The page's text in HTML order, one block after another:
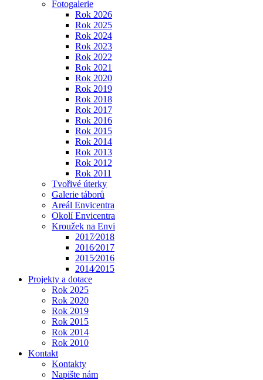
Fotogalerie
Rok 2026
Rok 2025
Rok 2024
Rok 2023
Rok 2022
Rok 2021
Rok 2020
Rok 2019
Rok 2018
Rok 2017
Rok 2016
Rok 2015
Rok 2014
Rok 2013
Rok 2012
Rok 2011
Tvořivé úterky
Galerie táborů
Areál Envicentra
Okolí Envicentra
Kroužek na Envi
2017⁄2018
2016⁄2017
2015⁄2016
2014⁄2015
Projekty a dotace
Rok 2025
Rok 2020
Rok 2019
Rok 2015
Rok 2014
Rok 2010
Kontakt
Kontakty
Napište nám